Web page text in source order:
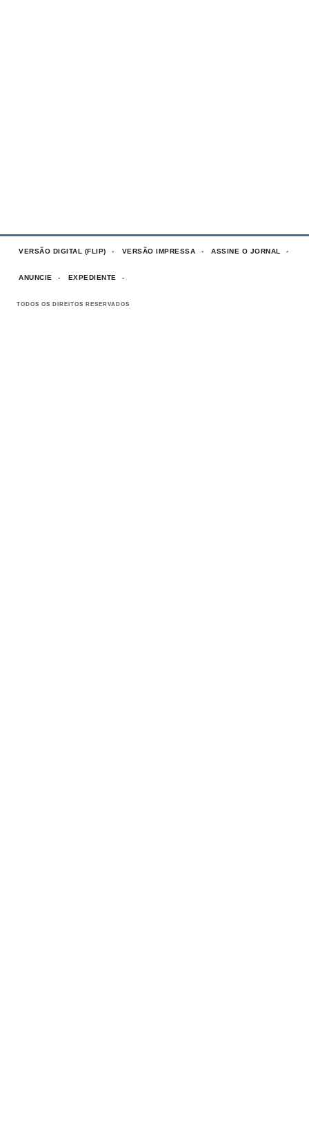
VERSÃO DIGITAL (FLIP) VERSÃO IMPRESSA ASSINE O JORNAL
ANUNCIE EXPEDIENTE
TODOS OS DIREITOS RESERVADOS